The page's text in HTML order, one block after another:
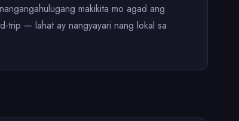
makikita mo agad ang
trip — lahat ay nangyayari nang lokal sa